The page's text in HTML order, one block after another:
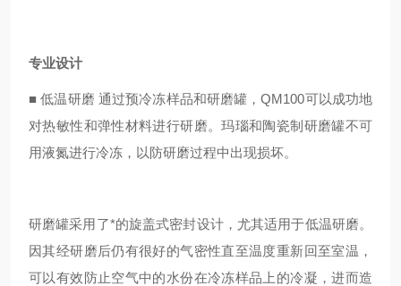
专业设计
■低温研磨 通过预冷冻样品和研磨罐，QM100可以成功地
对热敏性和弹性材料进行研磨。玛瑙和陶瓷制研磨罐不可
用液氮进行冷冻，以防研磨过程中出现损坏。
研磨罐采用了*的旋盖式密封设计，尤其适用于低温研磨。
因其经研磨后仍有很好的气密性直至温度重新回至室温，
可以有效防止空气中的水份在冷冻样品上的冷凝，进而造